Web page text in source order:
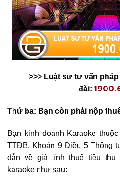
>>> Luật sư tư vấn
đài:
Thứ ba: Bạn còn phải nộp
Bạn kinh doanh Karaoke
TTĐB. Khoản 9 Điều 5 Thông
dẫn về giá tính thuế tiêu thụ
karaoke như sau: